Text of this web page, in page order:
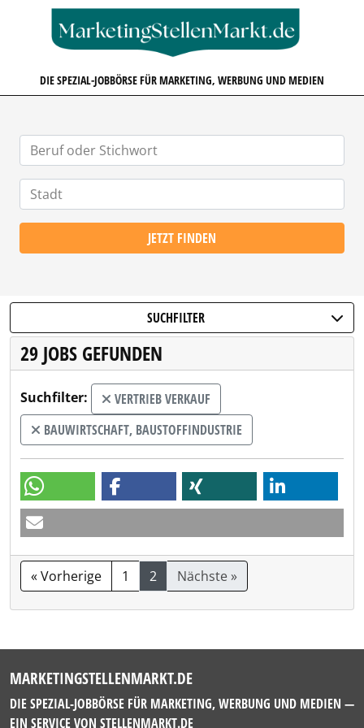
DIE SPEZIAL-JOBBÖRSE FÜR MARKETING, WERBUNG UND MEDIEN
JETZT FINDEN
SUCHFILTER
29 JOBS GEFUNDEN
Suchfilter:
VERTRIEB VERKAUF
BAUWIRTSCHAFT, BAUSTOFFINDUSTRIE
« Vorherige 1 2 Nächste »
MARKETINGSTELLENMARKT.DE
DIE SPEZIAL-JOBBÖRSE FÜR MARKETING, WERBUNG UND MEDIEN —
EIN SERVICE VON STELLENMARKT.DE